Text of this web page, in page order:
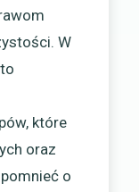
W
które
oraz
o